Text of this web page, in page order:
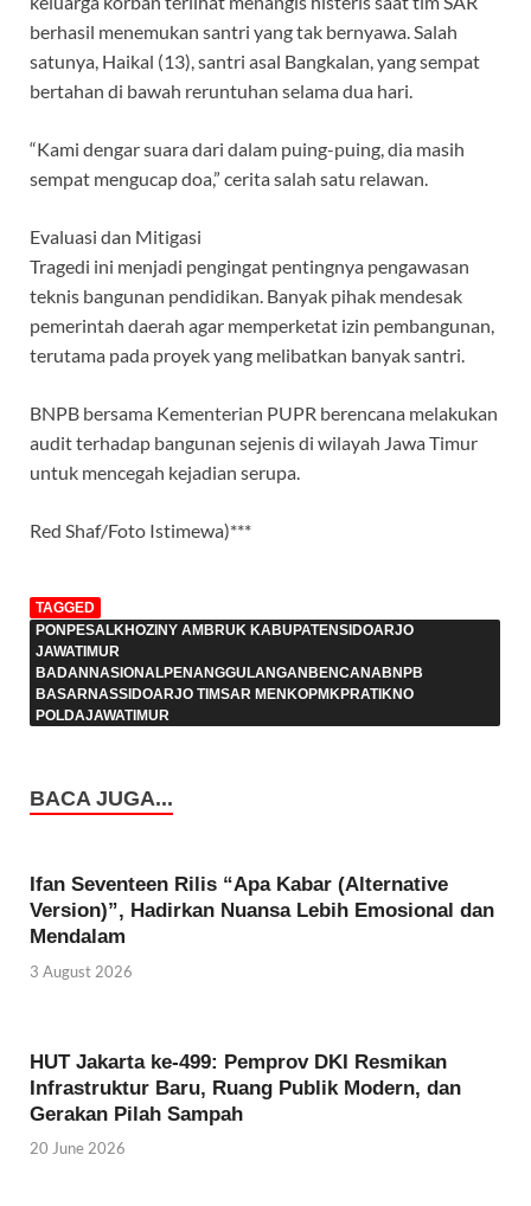
berhasil menemukan santri yang tak bernyawa. Salah
satunya, Haikal (13), santri asal Bangkalan, yang sempat
bertahan di bawah reruntuhan selama dua hari.
“Kami dengar suara dari dalam puing-puing, dia masih
sempat mengucap doa,” cerita salah satu relawan.
Evaluasi dan Mitigasi
Tragedi ini menjadi pengingat pentingnya pengawasan
teknis bangunan pendidikan. Banyak pihak mendesak
pemerintah daerah agar memperketat izin pembangunan,
terutama pada proyek yang melibatkan banyak santri.
BNPB bersama Kementerian PUPR berencana melakukan
audit terhadap bangunan sejenis di wilayah Jawa Timur
untuk mencegah kejadian serupa.
Red Shaf/Foto Istimewa)***
TAGGED
PONPESALKHOZINY AMBRUK KABUPATENSIDOARJO
JAWATIMUR
BADANNASIONALPENANGGULANGANBENCANABNPB
BASARNASSIDOARJO TIMSAR MENKOPMKPRATIKNO
POLDAJAWATIMUR
BACA JUGA...
Ifan Seventeen Rilis “Apa Kabar (Alternative
Version)”, Hadirkan Nuansa Lebih Emosional dan
Mendalam
3 August 2026
HUT Jakarta ke-499: Pemprov DKI Resmikan
Infrastruktur Baru, Ruang Publik Modern, dan
Gerakan Pilah Sampah
20 June 2026